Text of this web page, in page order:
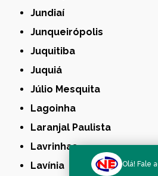
Jundiaí
Junqueirópolis
Juquitiba
Juquiá
Júlio Mesquita
Lagoinha
Laranjal Paulista
Lavrinhas
Lavínia
Olá! Fale